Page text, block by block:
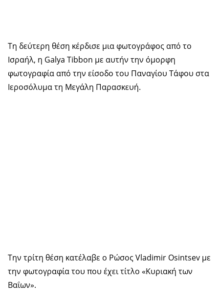
Τη δεύτερη θέση κέρδισε μια φωτογράφος από το
Ισραήλ, η Galya Tibbon με αυτήν την όμορφη
φωτογραφία από την είσοδο του Παναγίου Τάφου στα
Ιεροσόλυμα τη Μεγάλη Παρασκευή.
Την τρίτη θέση κατέλαβε ο Ρώσος Vladimir Osintsev με
την φωτογραφία του που έχει τίτλο «Κυριακή των
Βαΐων».